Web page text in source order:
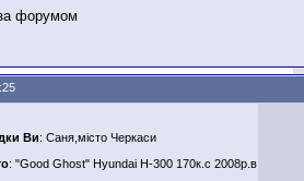
Ви: Саня,місто Черкаси
: "Good Ghost" Hyundai H-300 170к.с 2008р.в